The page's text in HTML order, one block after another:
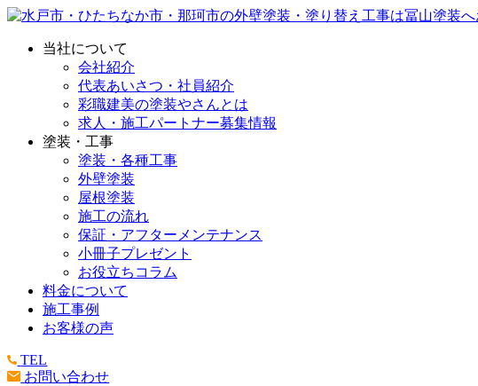
当社について
会社紹介
代表あいさつ・社員紹介
彩職建美の塗装やさんとは
求人・施工パートナー募集情報
塗装・工事
塗装・各種工事
外壁塗装
屋根塗装
施工の流れ
保証・アフターメンテナンス
小冊子プレゼント
お役立ちコラム
料金について
施工事例
お客様の声
TEL
お問い合わせ